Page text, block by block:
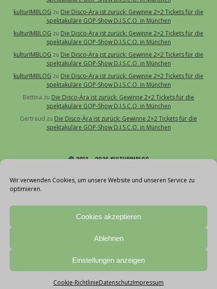
Wir verwenden Cookies, um unsere Website und unseren Service zu
optimieren.
Cookies akzeptieren
Ablehnen
Einstellungen anzeigen
Cookie-RichtlinieDatenschutzImpressum
kulturIMBLOG zu Die Disco-Ära ist zurück: Gewinne 2×2 Tickets für die
spektakuläre GOP-Show D.I.S.C.O. in München
kulturIMBLOG zu Die Disco-Ära ist zurück: Gewinne 2×2 Tickets für die
spektakuläre GOP-Show D.I.S.C.O. in München
kulturIMBLOG zu Die Disco-Ära ist zurück: Gewinne 2×2 Tickets für die
spektakuläre GOP-Show D.I.S.C.O. in München
kulturIMBLOG zu Die Disco-Ära ist zurück: Gewinne 2×2 Tickets für die
spektakuläre GOP-Show D.I.S.C.O. in München
Bettina zu Die Disco-Ära ist zurück: Gewinne 2×2 Tickets für die
spektakuläre GOP-Show D.I.S.C.O. in München
Gertraud zu Die Disco-Ära ist zurück: Gewinne 2×2 Tickets für die
spektakuläre GOP-Show D.I.S.C.O. in München
© 2013 – 2026 KULTURIMBLOG
Über uns
Impressum
Datenschutz
Teilnahmebedingungen Gewinnspiele